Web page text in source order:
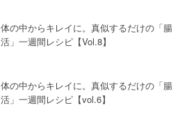
体の中からキレイに。真似するだけの「腸
活」一週間レシピ【Vol.8】
体の中からキレイに。真似するだけの「腸
活」一週間レシピ【vol.6】